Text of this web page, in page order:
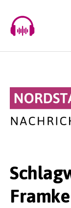
content
Framke